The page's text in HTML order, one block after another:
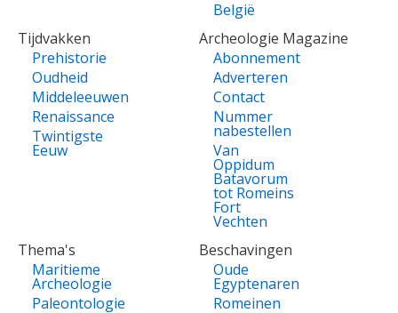
België
Tijdvakken
Prehistorie
Oudheid
Middeleeuwen
Renaissance
Twintigste
Eeuw
Archeologie Magazine
Abonnement
Adverteren
Contact
Nummer
nabestellen
Van
Oppidum
Batavorum
tot Romeins
Fort
Vechten
Thema's
Maritieme
Archeologie
Paleontologie
Beschavingen
Oude
Egyptenaren
Romeinen